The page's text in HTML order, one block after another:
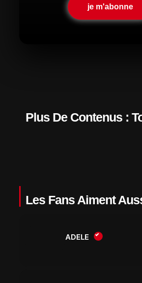
je m'abonne
Plus De Contenus :
Les Fans Aiment
ADELE